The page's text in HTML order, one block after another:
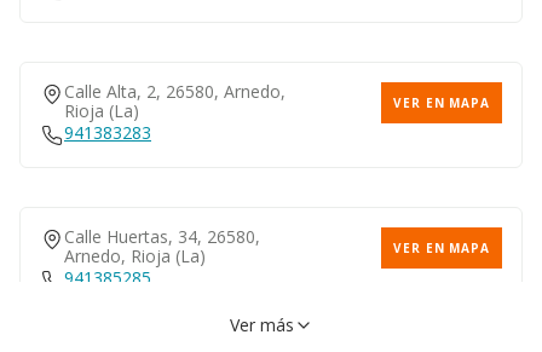
Calle Alta, 2, 26580, Arnedo,
Rioja (la)
VER EN MAPA
941383283
Calle Huertas, 34, 26580,
Arnedo, Rioja (la)
VER EN MAPA
941385285
Ver más